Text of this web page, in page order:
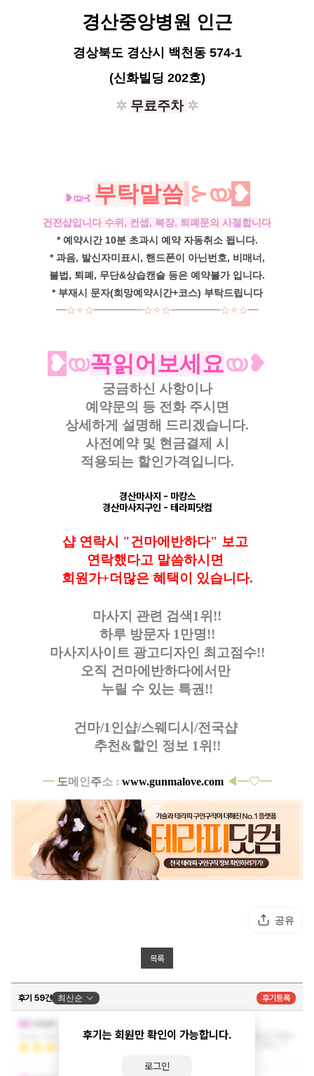
경산중앙병원 인근
경상북도 경산시 백천동 574-1
(신화빌딩 202호)
✲ 무료주차 ✲
❥യ⊰ 부탁말씀 ⊱യ❥
건전샵입니다 수위, 컨셉, 복장, 퇴폐문의 사절합니다
* 예약시간 10분 초과시 예약 자동취소 됩니다.
* 과음, 발신자미표시, 핸드폰이 아닌번호, 비매너,
불법, 퇴폐, 무단&상습캔슬 등은 예약불가 입니다.
* 부재시 문자(희망예약시간+코스) 부탁드립니다
━☆✧☆━━━━━☆✧☆━━━━━☆✧☆━
❥യ꼭읽어보세요യ❥
궁금하신 사항이나
예약문의 등 전화 주시면
상세하게 설명해 드리겠습니다.
사전예약 및 현금결제 시
적용되는 할인가격입니다.
경산마사지 - 마캉스
경산마사지구인 - 테라피닷컴
샵 연락시 "건마에반하다" 보고
연락했다고 말씀하시면
회원가+더많은 혜택이 있습니다.
마사지 관련 검색1위!!
하루 방문자 1만명!!
마사지사이트 광고디자인 최고점수!!
오직 건마에반하다에서만
누릴 수 있는 특권!!
건마/1인샵/스웨디시/전국샵
추천&할인 정보 1위!!
━ 도메 인 주소 : www.gunmalove.com ◀━♡━
공유
목록
후기 59건 최신순 후기등록
후기는 회원만 확인이 가능합니다.
로그인
2026-05-21 20:58:19
예전에 한번 오고 그때 너무 좋아서 오늘 재방했는데 저번보